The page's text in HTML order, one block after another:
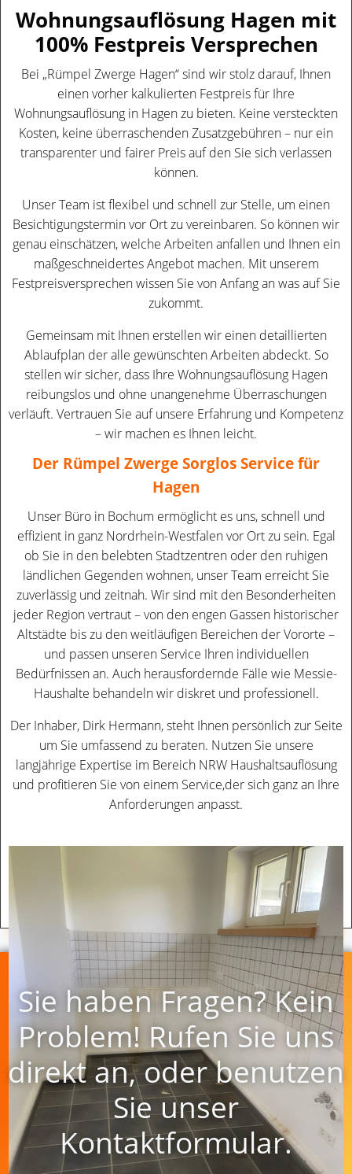
Wohnungsauflösung Hagen mit
100% Festpreis Versprechen
Bei „Rümpel Zwerge Hagen“ sind wir stolz darauf, Ihnen
einen vorher kalkulierten Festpreis für Ihre
Wohnungsauflösung in Hagen zu bieten. Keine versteckten
Kosten, keine überraschenden Zusatzgebühren – nur ein
transparenter und fairer Preis auf den Sie sich verlassen
können.
Unser Team ist flexibel und schnell zur Stelle, um einen
Besichtigungstermin vor Ort zu vereinbaren. So können wir
genau einschätzen, welche Arbeiten anfallen und Ihnen ein
maßgeschneidertes Angebot machen. Mit unserem
Festpreisversprechen wissen Sie von Anfang an was auf Sie
zukommt.
Gemeinsam mit Ihnen erstellen wir einen detaillierten
Ablaufplan der alle gewünschten Arbeiten abdeckt. So
stellen wir sicher, dass Ihre Wohnungsauflösung Hagen
reibungslos und ohne unangenehme Überraschungen
verläuft. Vertrauen Sie auf unsere Erfahrung und Kompetenz
– wir machen es Ihnen leicht.
Der Rümpel Zwerge Sorglos Service für
Hagen
Unser Büro in Bochum ermöglicht es uns, schnell und
effizient in ganz Nordrhein-Westfalen vor Ort zu sein. Egal
ob Sie in den belebten Stadtzentren oder den ruhigen
ländlichen Gegenden wohnen, unser Team erreicht Sie
zuverlässig und zeitnah. Wir sind mit den Besonderheiten
jeder Region vertraut – von den engen Gassen historischer
Altstädte bis zu den weitläufigen Bereichen der Vororte –
und passen unseren Service Ihren individuellen
Bedürfnissen an. Auch herausfordernde Fälle wie Messie-
Haushalte behandeln wir diskret und professionell.
Der Inhaber, Dirk Hermann, steht Ihnen persönlich zur Seite
um Sie umfassend zu beraten. Nutzen Sie unsere
langjährige Expertise im Bereich NRW Haushaltsauflösung
und profitieren Sie von einem Service,der sich ganz an Ihre
Anforderungen anpasst.
Küche Vorher / Nacher
Wohnungsauflösung in Hagen
Sie haben Fragen? Kein
Problem! Rufen Sie uns
direkt an, oder benutzen
Sie unser
Kontaktformular.